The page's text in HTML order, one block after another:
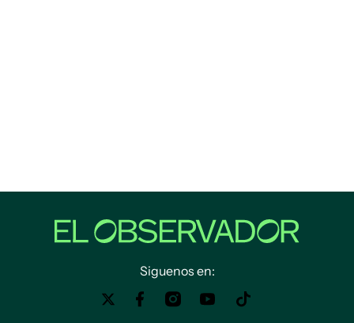
Siguenos en: